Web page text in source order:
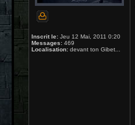
Inscrit le: Jeu 12 Mai, 2011 0:20
Messages: 469
Localisation: devant ton Gibet...